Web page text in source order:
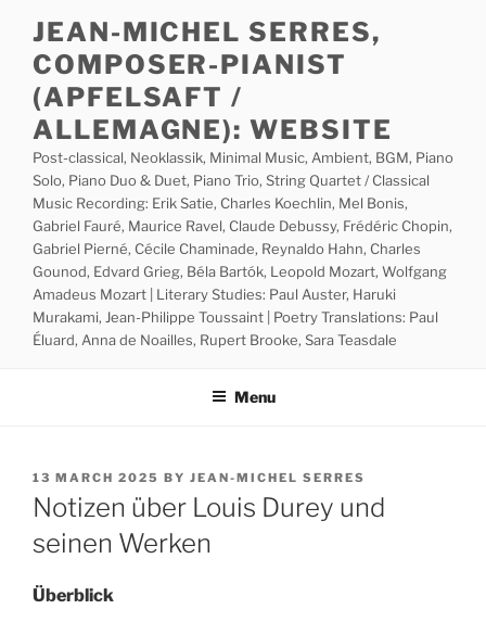
content
JEAN-MICHEL SERRES,
COMPOSER-PIANIST
(APFELSAFT /
ALLEMAGNE): WEBSITE
Post-classical, Neoklassik, Minimal Music, Ambient, BGM, Piano
Solo, Piano Duo & Duet, Piano Trio, String Quartet / Classical
Music Recording: Erik Satie, Charles Koechlin, Mel Bonis,
Gabriel Fauré, Maurice Ravel, Claude Debussy, Frédéric Chopin,
Gabriel Pierné, Cécile Chaminade, Reynaldo Hahn, Charles
Gounod, Edvard Grieg, Béla Bartók, Leopold Mozart, Wolfgang
Amadeus Mozart | Literary Studies: Paul Auster, Haruki
Murakami, Jean-Philippe Toussaint | Poetry Translations: Paul
Éluard, Anna de Noailles, Rupert Brooke, Sara Teasdale
Menu
POSTED
ON
13 MARCH 2025 BY JEAN-MICHEL SERRES
Notizen über Louis Durey und
seinen Werken
Überblick